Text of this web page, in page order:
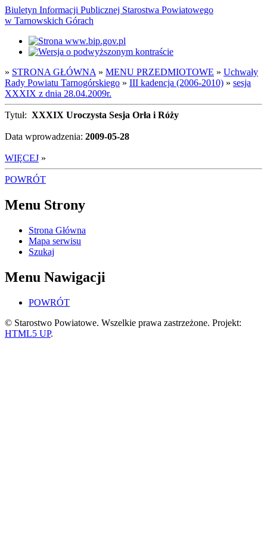
Biuletyn Informacji Publicznej Starostwa Powiatowego
w Tarnowskich Górach
» STRONA GŁÓWNA » MENU PRZEDMIOTOWE » Uchwały
Rady Powiatu Tarnogórskiego » III kadencja (2006-2010) » sesja
XXXIX z dnia 28.04.2009r.
Tytuł: XXXIX Uroczysta Sesja Orła i Róży
Data wprowadzenia: 2009-05-28
WIĘCEJ »
POWRÓT
Menu Strony
Strona Główna
Mapa serwisu
Szukaj
Menu Nawigacji
POWRÓT
© Starostwo Powiatowe. Wszelkie prawa zastrzeżone. Projekt:
HTML5 UP.